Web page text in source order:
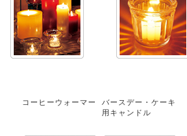
コーヒーウォーマー
バースデー・ケーキ
用キャンドル